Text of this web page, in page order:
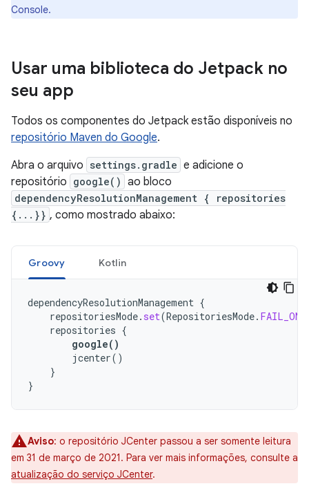
Console.
Usar uma biblioteca do Jetpack no
seu app
Todos os componentes do Jetpack estão disponíveis no
repositório Maven do Google.
Abra o arquivo settings.gradle e adicione o
repositório google() ao bloco
dependencyResolutionManagement { repositories
{...}} , como mostrado abaixo:
Groovy Kotlin
dependencyResolutionManagement {
repositoriesMode. set(RepositoriesMode.
repositories {
google()
jcenter()
}
}
Aviso: o repositório JCenter passou a ser somente leitura
em 31 de março de 2021. Para ver mais informações, consulte a
atualização do serviço JCenter.